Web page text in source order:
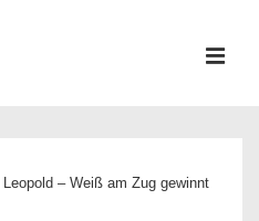
Leopold – Weiß am Zug gewinnt